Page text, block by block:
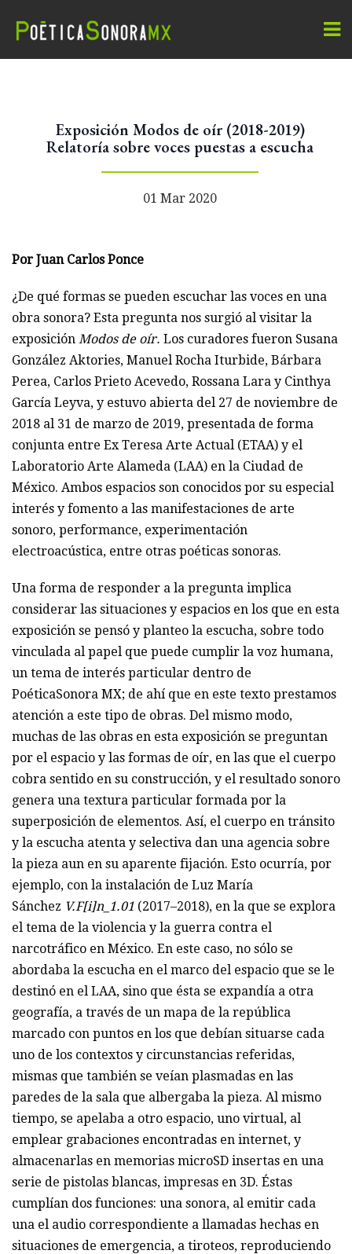
Exposición Modos de oír (2018-2019)
Relatoría sobre voces puestas a escucha
01 Mar 2020
Por Juan Carlos Ponce
¿De qué formas se pueden escuchar las voces en una
obra sonora? Esta pregunta nos surgió al visitar la
exposición Modos de oír. Los curadores fueron Susana
González Aktories, Manuel Rocha Iturbide, Bárbara
Perea, Carlos Prieto Acevedo, Rossana Lara y Cinthya
García Leyva, y estuvo abierta del 27 de noviembre de
2018 al 31 de marzo de 2019, presentada de forma
conjunta entre Ex Teresa Arte Actual (ETAA) y el
Laboratorio Arte Alameda (LAA) en la Ciudad de
México. Ambos espacios son conocidos por su especial
interés y fomento a las manifestaciones de arte
sonoro, performance, experimentación
electroacústica, entre otras poéticas sonoras.
Una forma de responder a la pregunta implica
considerar las situaciones y espacios en los que en esta
exposición se pensó y planteo la escucha, sobre todo
vinculada al papel que puede cumplir la voz humana,
un tema de interés particular dentro de
PoéticaSonora MX; de ahí que en este texto prestamos
atención a este tipo de obras. Del mismo modo,
muchas de las obras en esta exposición se preguntan
por el espacio y las formas de oír, en las que el cuerpo
cobra sentido en su construcción, y el resultado sonoro
genera una textura particular formada por la
superposición de elementos. Así, el cuerpo en tránsito
y la escucha atenta y selectiva dan una agencia sobre
la pieza aun en su aparente fijación. Esto ocurría, por
ejemplo, con la instalación de Luz María
Sánchez V.F[i]n_1.01 (2017–2018), en la que se explora
el tema de la violencia y la guerra contra el
narcotráfico en México. En este caso, no sólo se
abordaba la escucha en el marco del espacio que se le
destinó en el LAA, sino que ésta se expandía a otra
geografía, a través de un mapa de la república
marcado con puntos en los que debían situarse cada
uno de los contextos y circunstancias referidas,
mismas que también se veían plasmadas en las
paredes de la sala que albergaba la pieza. Al mismo
tiempo, se apelaba a otro espacio, uno virtual, al
emplear grabaciones encontradas en internet, y
almacenarlas en memorias microSD insertas en una
serie de pistolas blancas, impresas en 3D. Éstas
cumplían dos funciones: una sonora, al emitir cada
una el audio correspondiente a llamadas hechas en
situaciones de emergencia, a tiroteos, reproduciendo